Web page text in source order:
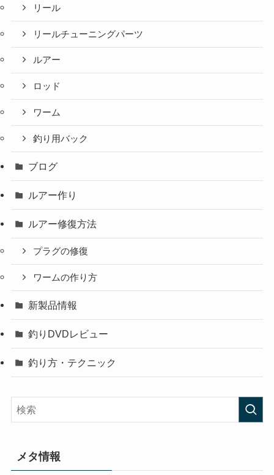
リール
リールチューニングパーツ
ルアー
ロッド
ワーム
釣り用バック
ブログ
ルアー作り
ルアー修復方法
プラグの修復
ワームの作り方
新製品情報
釣りDVDレビュー
釣り方・テクニック
メタ情報